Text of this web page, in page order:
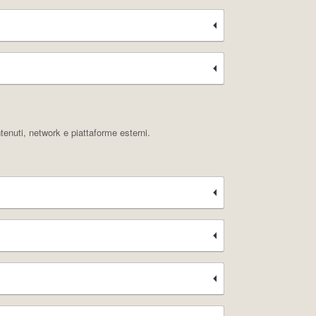
network e piattaforme esterni.